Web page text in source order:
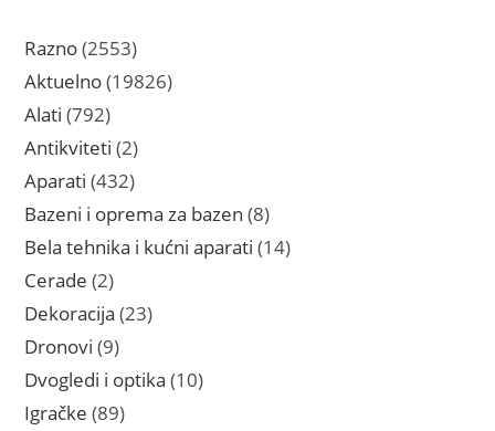
Razno 25532553
proizvoda
Aktuelno 1982619826
Alati 792792
proizvoda
Antikviteti 22
proizvoda
Aparati 432432
proizvoda
Bazeni i oprema za bazen 88
proizvoda
Bela tehnika i kućni aparati 1414
Cerade 22
proizvoda
Dekoracija 2323
Dronovi 99
proizvoda
Dvogledi i optika 1010
Igračke 8989